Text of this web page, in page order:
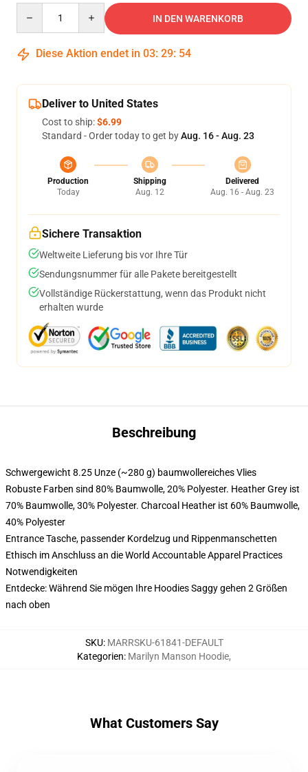
IN DEN WARENKORB
Diese Aktion endet in 03: 29: 53
Deliver to United States
Cost to ship:$6.99
Standard - Order today to get byAug. 16 - Aug. 23
Production
Today
Shipping
Aug. 12
Delivered
Aug. 16 - Aug. 23
Sichere Transaktion
Weltweite Lieferung bis vor Ihre Tür
Sendungsnummer für alle Pakete bereitgestellt
Vollständige Rückerstattung, wenn das Produkt nicht
erhalten wurde
Beschreibung
Schwergewicht 8.25 Unze (~280 g) baumwollereiches Vlies
Robuste Farben sind 80% Baumwolle, 20% Polyester. Heather Grey ist
70% Baumwolle, 30% Polyester. Charcoal Heather ist 60% Baumwolle,
40% Polyester
Entrance Tasche, passender Kordelzug und Rippenmanschetten
Ethisch im Anschluss an die World Accountable Apparel Practices
Notwendigkeiten
Entdecke: Während Sie mögen Ihre Hoodies Saggy gehen 2 Größen
nach oben
SKU: MARRSKU-61841-DEFAULT
Kategorien: Marilyn Manson Hoodie,
What Customers Say